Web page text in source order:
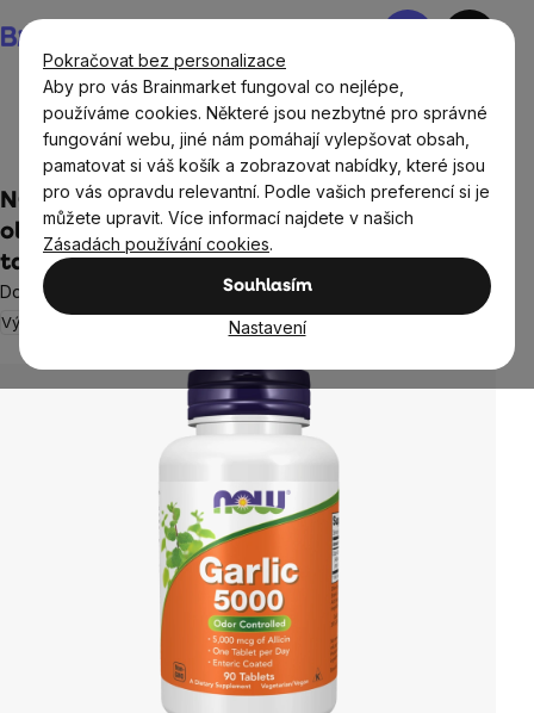
Pokračovat bez personalizace
Aby pro vás Brainmarket fungoval co nejlépe,
používáme cookies. Některé jsou nezbytné pro správné
fungování webu, jiné nám pomáhají vylepšovat obsah,
pamatovat si váš košík a zobrazovat nabídky, které jsou
pro vás opravdu relevantní. Podle vašich preferencí si je
můžete upravit. Více informací najdete v našich
Zásadách používání cookies.
Souhlasím
Nastavení
na
obsah
Nákupní
Cíle Imunita
NOW Garlic 5000 mcg alicinu, česnekový
olej bez zápachu, 90 enterosolventních
tablet
Doplněk stravy
Výprodej Cholesterol
Průměrné
produktu
je
5,0
hvězdiček.